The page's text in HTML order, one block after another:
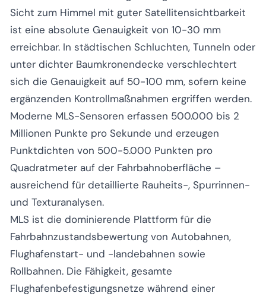
Sicht zum Himmel mit guter Satellitensichtbarkeit
ist eine absolute Genauigkeit von 10-30 mm
erreichbar. In städtischen Schluchten, Tunneln oder
unter dichter Baumkronendecke verschlechtert
sich die Genauigkeit auf 50-100 mm, sofern keine
ergänzenden Kontrollmaßnahmen ergriffen werden.
Moderne MLS-Sensoren erfassen 500.000 bis 2
Millionen Punkte pro Sekunde und erzeugen
Punktdichten von 500-5.000 Punkten pro
Quadratmeter auf der Fahrbahnoberfläche –
ausreichend für detaillierte Rauheits-, Spurrinnen-
und Texturanalysen.
MLS ist die dominierende Plattform für die
Fahrbahnzustandsbewertung von Autobahnen,
Flughafenstart- und -landebahnen sowie
Rollbahnen. Die Fähigkeit, gesamte
Flughafenbefestigungsnetze während einer